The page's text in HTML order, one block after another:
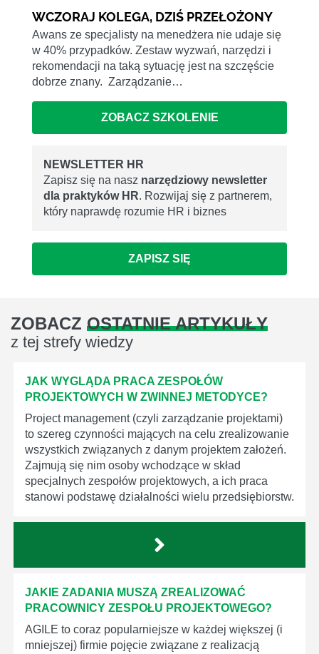
WCZORAJ KOLEGA, DZIŚ PRZEŁOŻONY
Awans ze specjalisty na menedżera nie udaje się
w 40% przypadków. Zestaw wyzwań, narzędzi i
rekomendacji na taką sytuację jest na szczęście
dobrze znany. Zarządzanie…
ZOBACZ SZKOLENIE
NEWSLETTER HR
Zapisz się na nasz narzędziowy newsletter
dla praktyków HR. Rozwijaj się z partnerem,
który naprawdę rozumie HR i biznes
ZAPISZ SIĘ
ZOBACZ OSTATNIE ARTYKUŁY
z tej strefy wiedzy
JAK WYGLĄDA PRACA ZESPOŁÓW
PROJEKTOWYCH W ZWINNEJ METODYCE?
Project management (czyli zarządzanie projektami)
to szereg czynności mających na celu zrealizowanie
wszystkich związanych z danym projektem założeń.
Zajmują się nim osoby wchodzące w skład
specjalnych zespołów projektowych, a ich praca
stanowi podstawę działalności wielu przedsiębiorstw.
JAKIE ZADANIA MUSZĄ ZREALIZOWAĆ
PRACOWNICY ZESPOŁU PROJEKTOWEGO?
AGILE to coraz popularniejsze w każdej większej (i
mniejszej) firmie pojęcie związane z realizacją